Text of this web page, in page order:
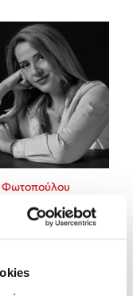
Φωτοπούλου